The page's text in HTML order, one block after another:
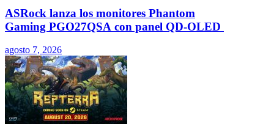
ASRock lanza los monitores Phantom
Gaming PGO27QSA con panel QD-OLED
agosto 7, 2026